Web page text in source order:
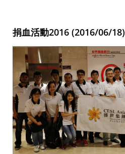
捐血活動2016 (2016/06/18)